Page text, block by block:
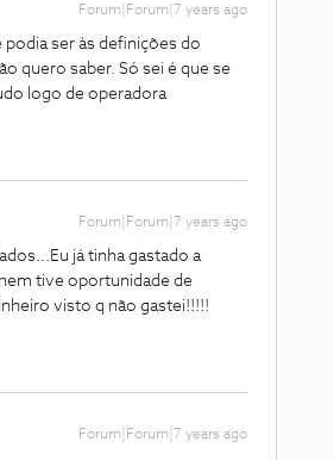
Forum|Forum|7 years ago
ser às definições do
quero saber. Só sei é que se
logo de operadora
Forum|Forum|7 years ago
já tinha gastado a
tive oportunidade de
visto q não gastei!!!!!
Forum|Forum|7 years ago